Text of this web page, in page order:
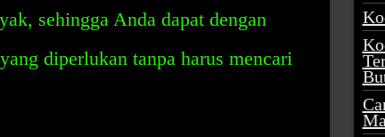
sehingga Anda dapat dengan
diperlukan tanpa harus mencari